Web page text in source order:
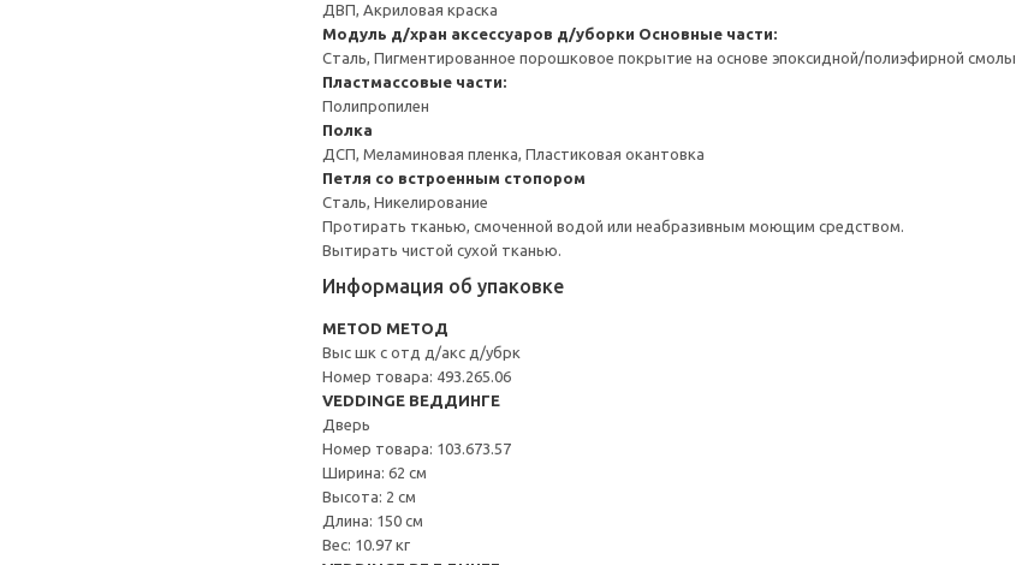
ДВП, Акриловая краска
Модуль д/хран аксессуаров д/уборки Основные части:
Сталь, Пигментированное порошковое покрытие на основе эпоксидной/полиэфирной смолы
Пластмассовые части:
Полипропилен
Полка
ДСП, Меламиновая пленка, Пластиковая окантовка
Петля со встроенным стопором
Сталь, Никелирование
Протирать тканью, смоченной водой или неабразивным моющим средством.
Вытирать чистой сухой тканью.
Информация об упаковке
METOD МЕТОД
Выс шк с отд д/акс д/убрк
Номер товара: 493.265.06
VEDDINGE ВЕДДИНГЕ
Дверь
Номер товара: 103.673.57
Ширина: 62 см
Высота: 2 см
Длина: 150 см
Вес: 10.97 кг